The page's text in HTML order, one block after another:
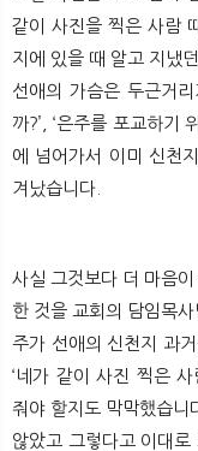
뉴
같이 사진을 찍은 사람
지에 있을 때 알고 지냈
선애의 가슴은 두근거
까?’, ‘은주를 포교하기
에 넘어가서 이미 신천
겨났습니다.
사실 그것보다 더 마음
한 것을 교회의 담임목
주가 선애의 신천지 과
‘네가 같이 사진 찍은
줘야 할지도 막막했습니
않았고 그렇다고 이대로